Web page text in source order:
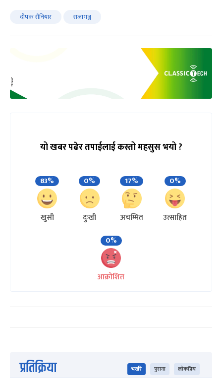
दीपक रौनियार राजागञ्ज
यो खबर पढेर तपाईलाई कस्तो महसुस भयो ?
83%
खुसी
0%
दुःखी
17%
अचम्मित
0%
उत्साहित
0%
आक्रोशित
प्रतिक्रिया भर्खरै पुराना लोकप्रिय